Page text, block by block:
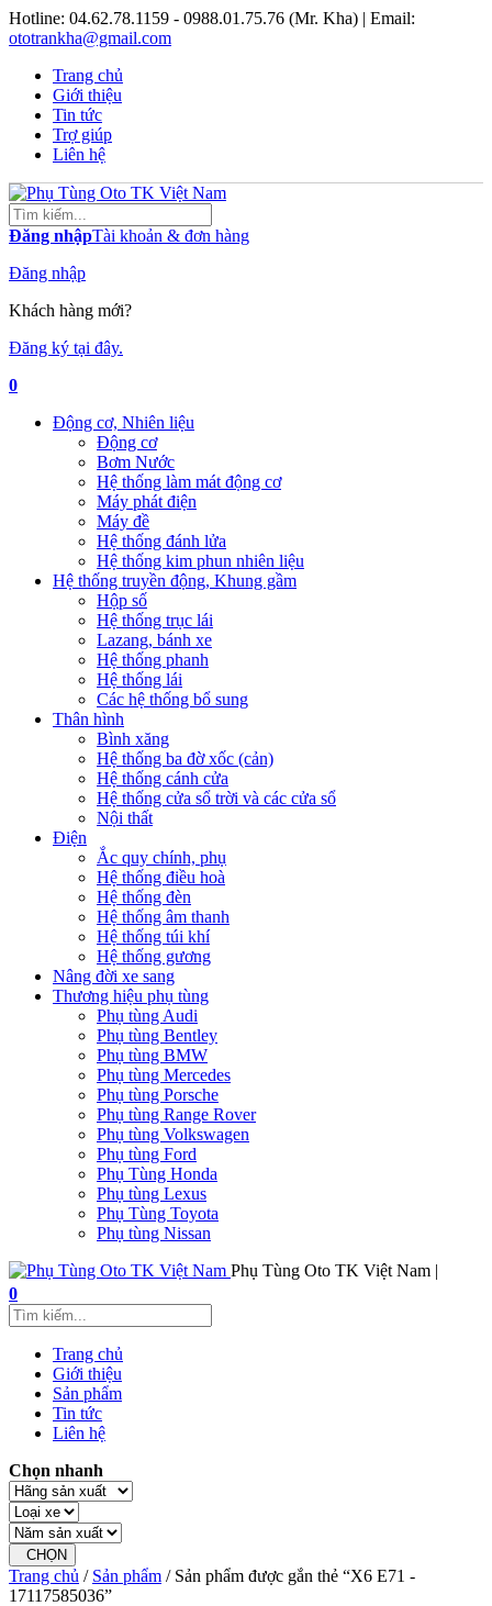
Hotline: 04.62.78.1159 - 0988.01.75.76 (Mr. Kha) | Email:
ototrankha@gmail.com
Trang chủ
Giới thiệu
Tin tức
Trợ giúp
Liên hệ
Đăng nhậpTài khoản & đơn hàng
Đăng nhập
Khách hàng mới?
Đăng ký tại đây.
0
Động cơ, Nhiên liệu
Động cơ
Bơm Nước
Hệ thống làm mát động cơ
Máy phát điện
Máy đề
Hệ thống đánh lửa
Hệ thống kim phun nhiên liệu
Hệ thống truyền động, Khung gầm
Hộp số
Hệ thống trục lái
Lazang, bánh xe
Hệ thống phanh
Hệ thống lái
Các hệ thống bổ sung
Thân hình
Bình xăng
Hệ thống ba đờ xốc (cản)
Hệ thống cánh cửa
Hệ thống cửa sổ trời và các cửa sổ
Nội thất
Điện
Ắc quy chính, phụ
Hệ thống điều hoà
Hệ thống đèn
Hệ thống âm thanh
Hệ thống túi khí
Hệ thống gương
Nâng đời xe sang
Thương hiệu phụ tùng
Phụ tùng Audi
Phụ tùng Bentley
Phụ tùng BMW
Phụ tùng Mercedes
Phụ tùng Porsche
Phụ tùng Range Rover
Phụ tùng Volkswagen
Phụ tùng Ford
Phụ Tùng Honda
Phụ tùng Lexus
Phụ Tùng Toyota
Phụ tùng Nissan
Phụ Tùng Oto TK Việt Nam |
0
Trang chủ
Giới thiệu
Sản phẩm
Tin tức
Liên hệ
Chọn nhanh
CHỌN
Trang chủ / Sản phẩm / Sản phẩm được gắn thẻ “X6 E71 -
17117585036”